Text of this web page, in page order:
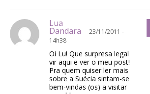
Lua
Dandara
23/11/2011 -
14h38
Oi Lu! Que surpresa legal
vir aqui e ver o meu post!
Pra quem quiser ler mais
sobre a Suécia sintam-se
bem-vindas (os) a visitar